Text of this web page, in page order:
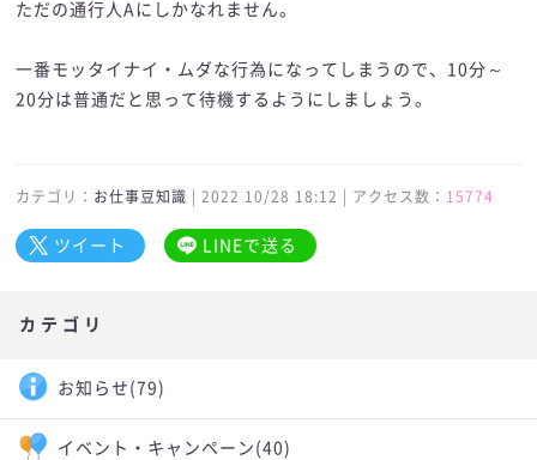
ただの通行人Aにしかなれません。
一番モッタイナイ・ムダな行為になってしまうので、10分～
20分は普通だと思って待機するようにしましょう。
カテゴリ： お仕事豆知識 | 2022 10/28 18:12 | アクセス数： 15774
ツイート LINEで送る
カテゴリ
お知らせ (79)
イベント・キャンペーン (40)